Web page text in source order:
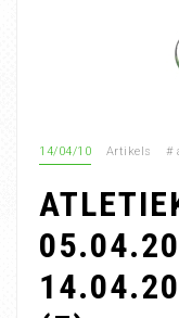
14/04/10 Artikels #